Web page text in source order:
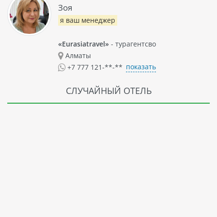
Зоя
я ваш менеджер
«Eurasiatravel» - турагентсво
Алматы
+7 777 121-**-** показать
СЛУЧАЙНЫЙ ОТЕЛЬ